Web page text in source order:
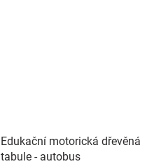
Edukační motorická dřevěná
tabule - autobus